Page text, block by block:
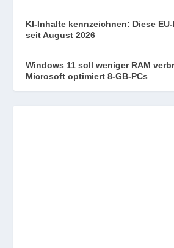
KI-Inhalte kennzeichnen: Diese
seit August 2026
Windows 11 soll weniger RAM
Microsoft optimiert 8-GB-PCs